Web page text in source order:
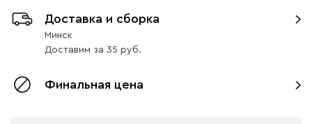
Доставка и сборка
Минск
Доставим за 35
Финальная цена